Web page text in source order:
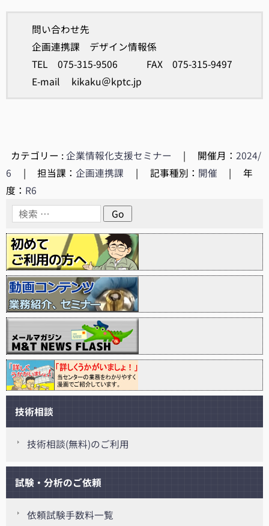
問い合わせ先
企画連携課 デザイン情報係
TEL 075-315-9506 FAX 075-315-9497
E-mail kikaku＠kptc.jp
カテゴリー :企業情報化支援セミナー | 開催月：2024/
6
| 担当課：企画連携課 | 記事種別： 開催 |
年
度： R6
技術相談
技術相談(無料)のご利用
試験・分析のご依頼
依頼試験手数料一覧